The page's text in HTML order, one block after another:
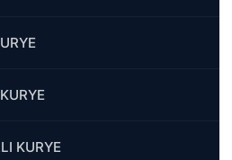
KURYE